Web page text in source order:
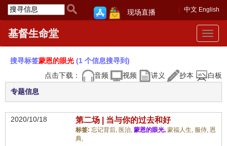
中文 English
现场直播
Toggle
基督生命堂
搜寻标签蒙恩的眼光 (1 个信息搜寻到)
点击下载：
音频 视频 讲义 抄本 白板
专题信息
2020/10/18 第二场 | 当与你的过去和好
标签: 忘记背后, 医治, 蒙恩的眼光, 蒙福人生, 服侍, 恩
典,